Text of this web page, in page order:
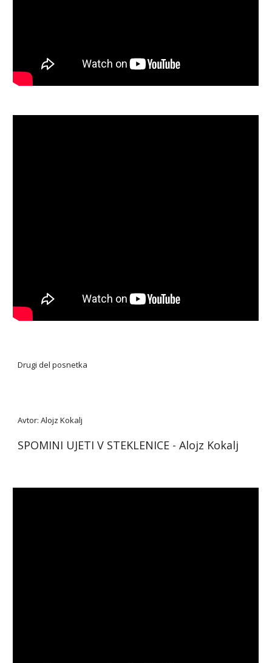
Drugi del posnetka
Avtor: Alojz Kokalj
SPOMINI UJETI V STEKLENICE - Alojz Kokalj